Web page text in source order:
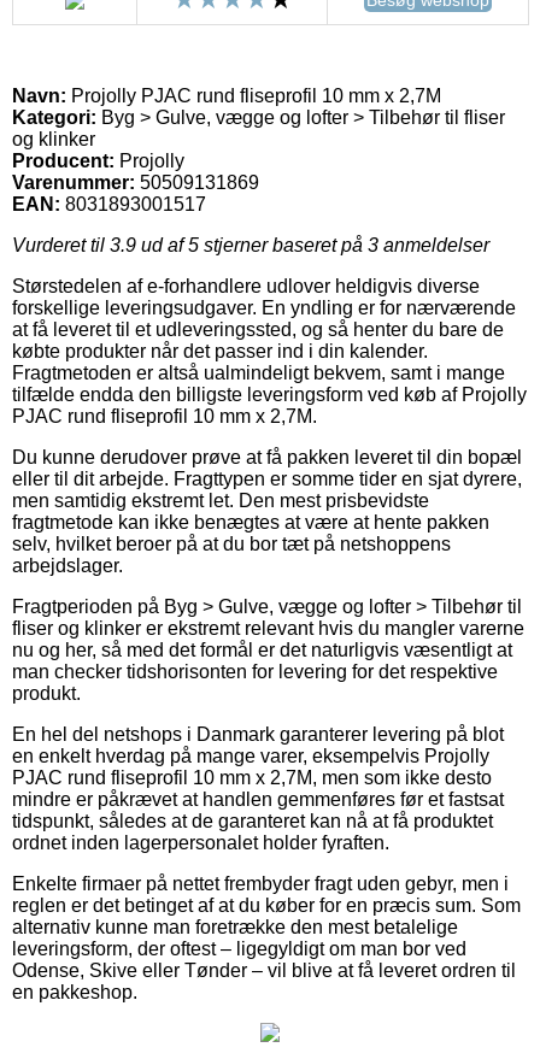
Navn: Projolly PJAC rund fliseprofil 10 mm x 2,7M
Kategori: Byg > Gulve, vægge og lofter > Tilbehør til fliser
og klinker
Producent: Projolly
Varenummer: 50509131869
EAN: 8031893001517
Vurderet til 3.9 ud af 5 stjerner baseret på 3 anmeldelser
Størstedelen af e-forhandlere udlover heldigvis diverse
forskellige leveringsudgaver. En yndling er for nærværende
at få leveret til et udleveringssted, og så henter du bare de
købte produkter når det passer ind i din kalender.
Fragtmetoden er altså ualmindeligt bekvem, samt i mange
tilfælde endda den billigste leveringsform ved køb af Projolly
PJAC rund fliseprofil 10 mm x 2,7M.
Du kunne derudover prøve at få pakken leveret til din bopæl
eller til dit arbejde. Fragttypen er somme tider en sjat dyrere,
men samtidig ekstremt let. Den mest prisbevidste
fragtmetode kan ikke benægtes at være at hente pakken
selv, hvilket beroer på at du bor tæt på netshoppens
arbejdslager.
Fragtperioden på Byg > Gulve, vægge og lofter > Tilbehør til
fliser og klinker er ekstremt relevant hvis du mangler varerne
nu og her, så med det formål er det naturligvis væsentligt at
man checker tidshorisonten for levering for det respektive
produkt.
En hel del netshops i Danmark garanterer levering på blot
en enkelt hverdag på mange varer, eksempelvis Projolly
PJAC rund fliseprofil 10 mm x 2,7M, men som ikke desto
mindre er påkrævet at handlen gemmenføres før et fastsat
tidspunkt, således at de garanteret kan nå at få produktet
ordnet inden lagerpersonalet holder fyraften.
Enkelte firmaer på nettet frembyder fragt uden gebyr, men i
reglen er det betinget af at du køber for en præcis sum. Som
alternativ kunne man foretrække den mest betalelige
leveringsform, der oftest – ligegyldigt om man bor ved
Odense, Skive eller Tønder – vil blive at få leveret ordren til
en pakkeshop.